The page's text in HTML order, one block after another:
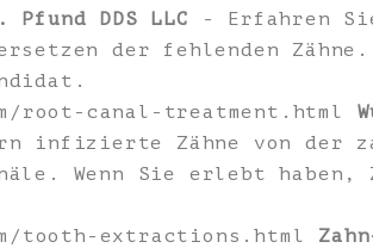
DDS LLC
- Erfahren
der fehlenden
root-canal-treatment.html
infizierte Zähne von der
Wenn Sie erlebt haben,
tooth-extractions.html